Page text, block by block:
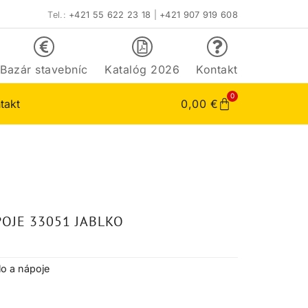
Tel.: +421 55 622 23 18 +421 907 919 608
Bazár stavebníc Katalóg 2026 Kontakt
0,00 €
0
33051 JABLKO
a nápoje